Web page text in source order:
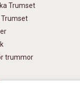
Trumset
Trumset
trummor